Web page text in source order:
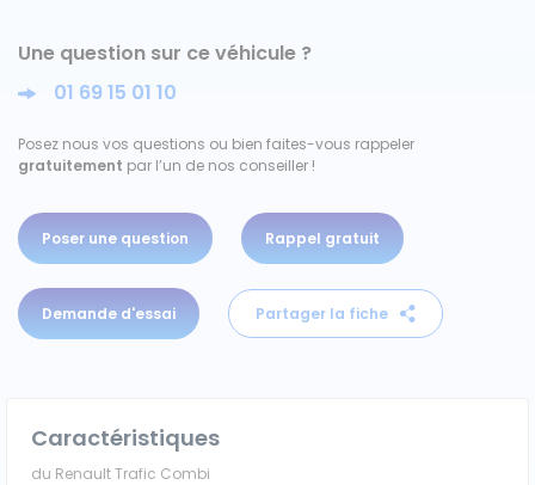
Iveco
Nissan
Peugeot
Renault
Volkswagen
Véhicules 0 km
Une question sur ce véhicule ?
01 69 15 01 10
Posez nous vos questions ou bien faites-vous rappeler
gratuitement par l’un de nos conseiller !
Poser une question Rappel gratuit
Demande d'essai Partager la fiche
Caractéristiques
du Renault Trafic Combi